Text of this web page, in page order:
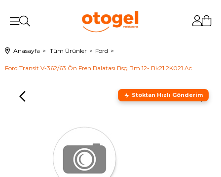
Anasayfa Tüm Ürünler Ford
Ford Transit V-362/63 Ön Fren Balatası Bsg Bm 12- Bk21 2K021 Ac
Stoktan Hızlı Gönderim